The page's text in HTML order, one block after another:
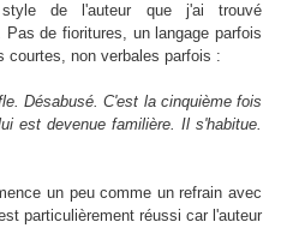
de l'auteur que j'ai trouvé
de fioritures, un langage parfois
courtes, non verbales parfois :
Désabusé. C'est la cinquième fois
est devenue familière. Il s'habitue.
un peu comme un refrain avec
particulièrement réussi car l'auteur